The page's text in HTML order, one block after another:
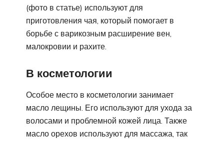
(фото в статье) используют для
приготовления чая, который помогает в
борьбе с варикозным расширение вен,
малокровии и рахите.
В косметологии
Особое место в косметологии занимает
масло лещины. Его используют для ухода за
волосами и проблемной кожей лица. Также
масло орехов используют для массажа, так